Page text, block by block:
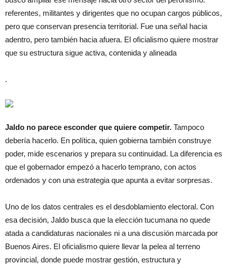
referentes, militantes y dirigentes que no ocupan cargos públicos,
pero que conservan presencia territorial. Fue una señal hacia
adentro, pero también hacia afuera. El oficialismo quiere mostrar
que su estructura sigue activa, contenida y alineada
.
Jaldo no parece esconder que quiere competir. Tampoco
debería hacerlo. En política, quien gobierna también construye
poder, mide escenarios y prepara su continuidad. La diferencia es
que el gobernador empezó a hacerlo temprano, con actos
ordenados y con una estrategia que apunta a evitar sorpresas.
Uno de los datos centrales es el desdoblamiento electoral. Con
esa decisión, Jaldo busca que la elección tucumana no quede
atada a candidaturas nacionales ni a una discusión marcada por
Buenos Aires. El oficialismo quiere llevar la pelea al terreno
provincial, donde puede mostrar gestión, estructura y